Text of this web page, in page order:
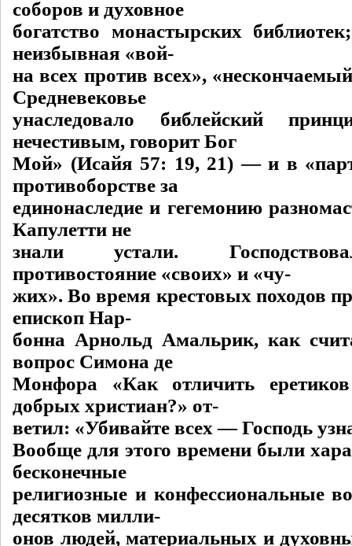
соборов и духовное
богатство монастырских
неизбывная «вой-
на всех против всех»,
Средневековье
унаследовало библейский
нечестивым, говорит Бог
Мой» (Исайя 57: 19, 21) — и в
противоборстве за
единонаследие и гегемонию
Капулетти не
знали устали.
противостояние «своих» и «чу-
жих». Во время крестовых походов
епископ Нар-
бонна Арнольд Амальрик, как
вопрос Симона де
Монфора «Как отличить
добрых христиан?» от-
ветил: «Убивайте всех — Господь
Вообще для этого времени были
бесконечные
религиозные и конфессиональные
десятков милли-
онов людей, материальных и